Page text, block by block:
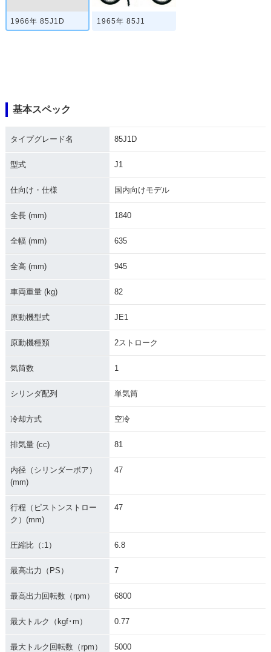
1966年 85J1D 1965年 85J1
基本スペック
タイプグレード名 85J1D
型式 J1
仕向け・仕様 国内向けモデル
全長 (mm) 1840
全幅 (mm) 635
全高 (mm) 945
車両重量 (kg) 82
原動機型式 JE1
原動機種類 2ストローク
気筒数 1
シリンダ配列 単気筒
冷却方式 空冷
排気量 (cc) 81
内径（シリンダーボア）
(mm)
47
行程（ピストンストロー
ク）(mm)
47
圧縮比（:1） 6.8
最高出力（PS） 7
最高出力回転数（rpm） 6800
最大トルク（kgf･m） 0.77
最大トルク回転数（rpm） 5000